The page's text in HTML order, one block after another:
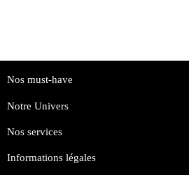
Nos must-have
Notre Univers
Nos services
Informations légales